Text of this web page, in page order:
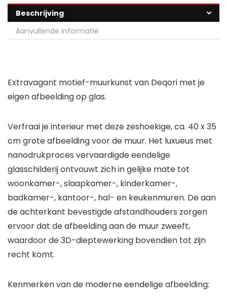
Beschrijving
Aanvullende informatie
Extravagant motief-muurkunst van Deqori met je
eigen afbeelding op glas.
Verfraai je interieur met deze zeshoekige, ca. 40 x 35
cm grote afbeelding voor de muur. Het luxueus met
nanodrukproces vervaardigde eendelige
glasschilderij ontvouwt zich in gelijke mate tot
woonkamer-, slaapkamer-, kinderkamer-,
badkamer-, kantoor-, hal- en keukenmuren. De aan
de achterkant bevestigde afstandhouders zorgen
ervoor dat de afbeelding aan de muur zweeft,
waardoor de 3D-dieptewerking bovendien tot zijn
recht komt.
Kenmerken van de moderne eendelige afbeelding: